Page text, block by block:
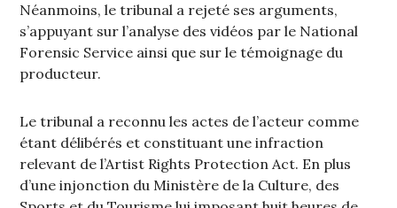
Néanmoins, le tribunal a rejeté ses arguments,
s’appuyant sur l’analyse des vidéos par le National
Forensic Service ainsi que sur le témoignage du
producteur.
Le tribunal a reconnu les actes de l’acteur comme
étant délibérés et constituant une infraction
relevant de l’Artist Rights Protection Act. En plus
d’une injonction du Ministère de la Culture, des